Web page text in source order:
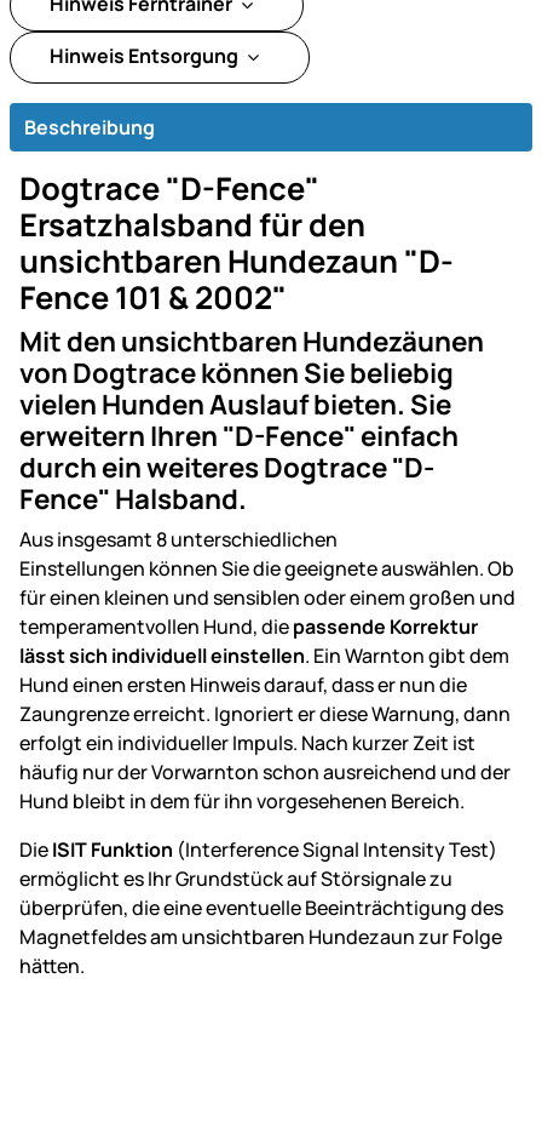
Hinweis Entsorgung
Beschreibung
Dogtrace "D-Fence"
Ersatzhalsband für den
unsichtbaren Hundezaun "D-
Fence 101 & 2002"
Mit den unsichtbaren Hundezäunen
von Dogtrace können Sie beliebig
vielen Hunden Auslauf bieten. Sie
erweitern Ihren "D-Fence" einfach
durch ein weiteres Dogtrace "D-
Fence" Halsband.
Aus insgesamt 8 unterschiedlichen
Einstellungen können Sie die geeignete auswählen. Ob
für einen kleinen und sensiblen oder einem großen und
temperamentvollen Hund, diepassende Korrektur
lässt sich individuell einstellen. Ein Warnton gibt dem
Hund einen ersten Hinweis darauf, dass er nun die
Zaungrenze erreicht. Ignoriert er diese Warnung, dann
erfolgt ein individueller Impuls. Nach kurzer Zeit ist
häufig nur der Vorwarnton schon ausreichend und der
Hund bleibt in dem für ihn vorgesehenen Bereich.
DieISIT Funktion (Interference Signal Intensity Test)
ermöglicht es Ihr Grundstück auf Störsignale zu
überprüfen, die eine eventuelle Beeinträchtigung des
Magnetfeldes am unsichtbaren Hundezaun zur Folge
hätten.